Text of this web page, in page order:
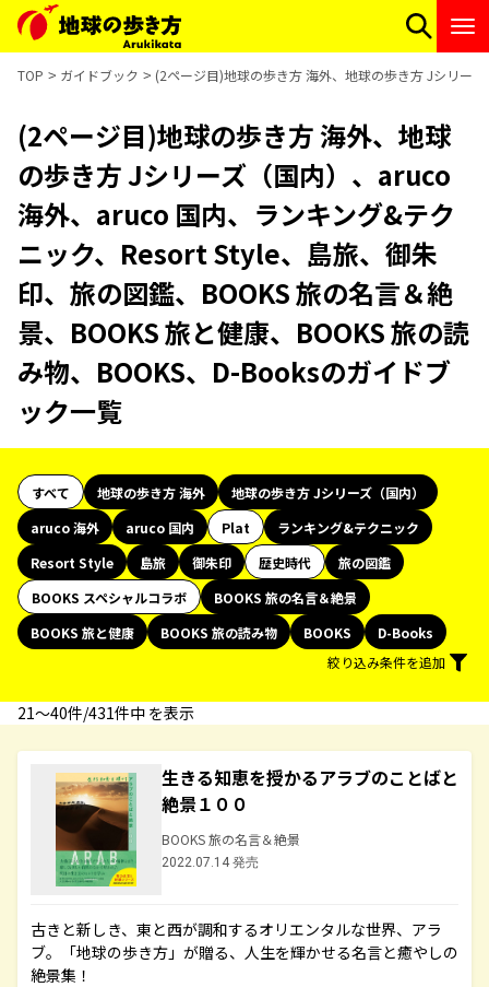
TOP ガイドブック (2ページ目)地球の歩き方 海外、地球の歩き方 Jシリー
(2ページ目)地球の歩き方 海外、地球
の歩き方 Jシリーズ（国内）、aruco
海外、aruco 国内、ランキング&テク
ニック、Resort Style、島旅、御朱
印、旅の図鑑、BOOKS 旅の名言＆絶
景、BOOKS 旅と健康、BOOKS 旅の読
み物、BOOKS、D-Booksのガイドブ
ック一覧
すべて 地球の歩き方 海外
地球の歩き方 Jシリーズ（国内）
aruco 海外
aruco 国内 Plat
ランキング&テクニック
Resort Style
島旅 御朱印 歴史時代
旅の図鑑
BOOKS スペシャルコラボ
BOOKS 旅の名言＆絶景
BOOKS 旅と健康
BOOKS 旅の読み物 BOOKS
D-Books
絞り込み条件を追加
21〜40件/431件中 を表示
生きる知恵を授かるアラブのことばと
絶景１００
BOOKS 旅の名言＆絶景
2022.07.14 発売
古きと新しき、東と西が調和するオリエンタルな世界、アラ
ブ。「地球の歩き方」が贈る、人生を輝かせる名言と癒やしの
絶景集！